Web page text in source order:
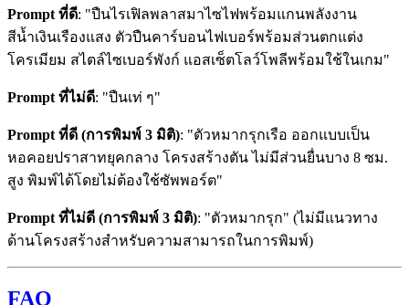
Prompt ที่ดี: "ปืนไรเฟิลพลาสมาไซไฟพร้อมแกนพลังงาน
สีน้ำเงินเรืองแสง ตัวปืนคาร์บอนไฟเบอร์พร้อมส่วนตกแต่ง
โครเมียม สไตล์ไซเบอร์พังก์ แอสเซ็ตโลว์โพลีพร้อมใช้ในเกม"
Prompt ที่ไม่ดี: "ปืนเท่ ๆ"
Prompt ที่ดี (การพิมพ์ 3 มิติ): "ตัวหมากรุกเรือ ออกแบบเป็น
หอคอยปราสาทยุคกลาง โครงสร้างตัน ไม่มีส่วนยื่นบาง 8 ซม.
สูง พิมพ์ได้โดยไม่ต้องใช้ซัพพอร์ต"
Prompt ที่ไม่ดี (การพิมพ์ 3 มิติ): "ตัวหมากรุก" (ไม่มีแนวทาง
ด้านโครงสร้างสำหรับความสามารถในการพิมพ์)
FAQ